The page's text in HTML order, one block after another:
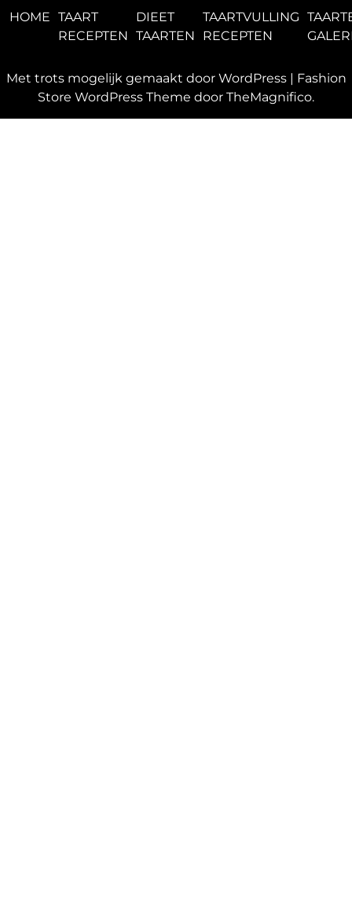
HOME TAART
RECEPTEN
DIEET
TAARTEN
TAARTVULLING
RECEPTEN
Met trots mogelijk gemaakt door WordPress | Fashion
Store WordPress Theme door TheMagnifico.